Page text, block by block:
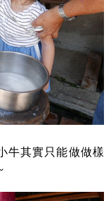
牛其實只能做做樣